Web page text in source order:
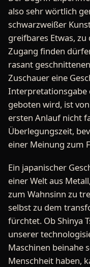
also sehr wörtlich
schwarzweißer
greifbares Etwas,
Zugang finden
rasant
Zuschauer eine
Interpretationsgabe
geboten wird, ist
ersten Anlauf nicht
Überlegungszeit,
einer Meinung zum
Ein japanischer
einer Welt aus
zum Wahnsinn zu
selbst zu dem
fürchtet. Ob Shinya
unserer
Maschinen beinahe
Menschheit haben,